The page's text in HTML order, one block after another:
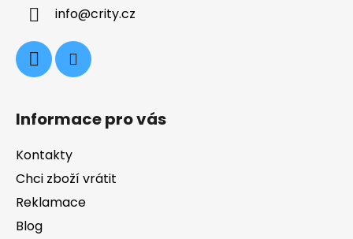
info@crity.cz
Informace pro vás
Kontakty
Chci zboží vrátit
Reklamace
Blog